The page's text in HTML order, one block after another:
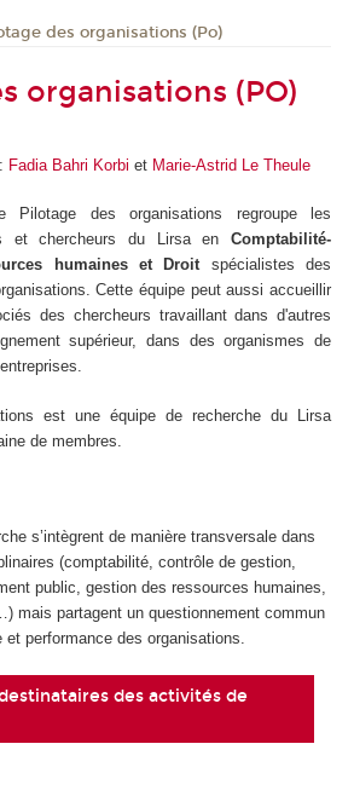
des organisations (Po)
organisations (PO)
Fadia Bahri Korbi et Marie-Astrid Le Theule
Pilotage des organisations regroupe les
et chercheurs du Lirsa en Comptabilité-
humaines et Droitspécialistes des
Cette équipe peut aussi accueillir
des chercheurs travaillant dans d'autres
supérieur, dans des organismes de
est une équipe de recherche du Lirsa
de membres.
s’intègrent de manière transversale dans
(comptabilité, contrôle de gestion,
public, gestion des ressources humaines,
mais partagent un questionnement commun
performance des organisations.
des activités de